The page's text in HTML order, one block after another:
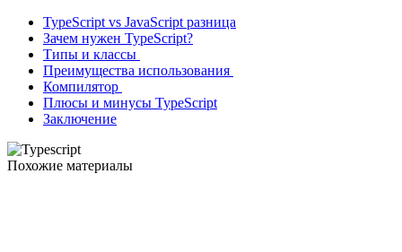
TypeScript vs JavaScript разница
Зачем нужен TypeScript?
Типы и классы
Преимущества использования
Компилятор
Плюсы и минусы TypeScript
Заключение
Похожие материалы